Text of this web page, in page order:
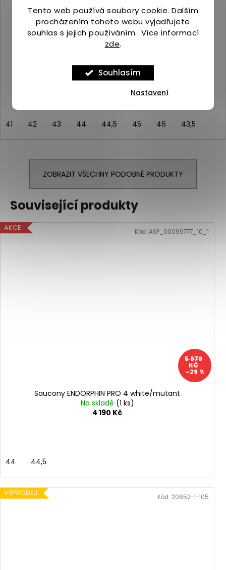
Tento web používá soubory cookie. Dalším
procházením tohoto webu vyjadřujete
souhlas s jejich používáním.. Více informací
zde.
Souhlasím
Nastavení
Skladem(>5 ks)
2 799 Kč
41 42 43 44 44,5 45 46 43,5
ZOBRAZIT VŠECHNY PODOBNÉ PRODUKTY
Související produkty
AKCE
5 979
KČ
–29 %
Saucony ENDORPHIN PRO 4 white/mutant
Na skladě (1 ks)
4 190 Kč
44 44,5
Kód: ASP_00099777_10_1
VÝPRODEJ Kód: 20652-1-105